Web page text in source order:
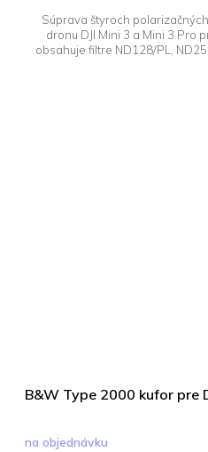
Súprava štyroch
dronu DJI Mini 3 a Mini 3 Pro
obsahuje filtre ND128/PL,
B&W Type 2000 kufor pre
na objednávku